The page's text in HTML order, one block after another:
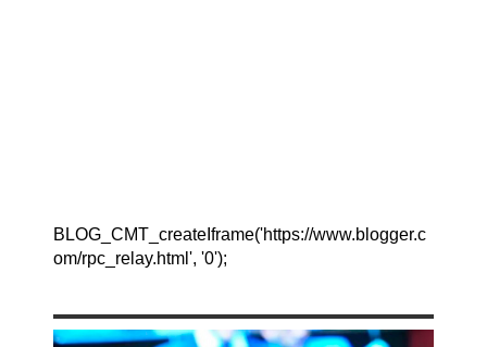
BLOG_CMT_createIframe('https://www.blogger.c
om/rpc_relay.html', '0');